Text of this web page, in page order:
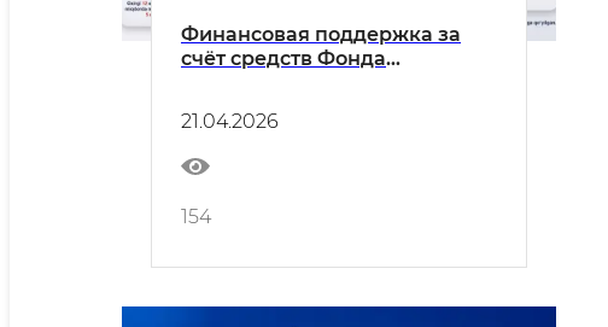
Финансовая поддержка за
счёт средств Фонда
21.04.2026
154